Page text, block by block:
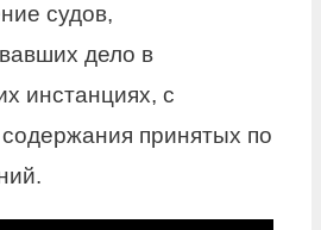
судов,
дело в
инстанциях, с
принятых по